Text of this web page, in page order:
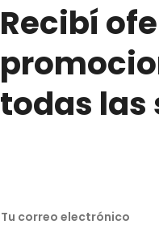
Recibí
todas las